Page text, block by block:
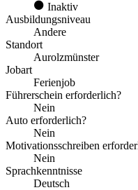
Inaktiv
Ausbildungsniveau
Andere
Standort
Aurolzmünster
Jobart
Ferienjob
Führerschein erforderlich?
Nein
Auto erforderlich?
Nein
Motivationsschreiben
Nein
Sprachkenntnisse
Deutsch